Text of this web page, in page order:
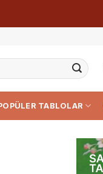
TABLOLAR